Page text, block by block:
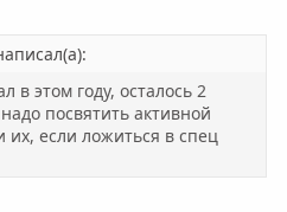
в этом году, осталось 2
посвятить активной
их, если ложиться в спец